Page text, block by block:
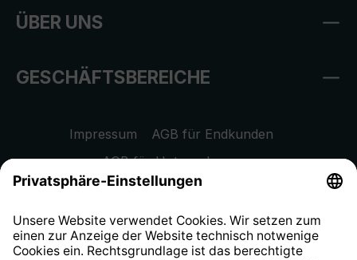
ÜBER UNS
GESCHÄFTSBEREICHE
Impressum
AGB für Endkunden
AGB für Unternehmen
Datenschutzhinweis
Widerrufsrecht
Hinweisgeberschutzsystem